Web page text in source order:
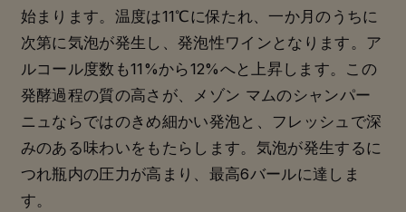
始まります。温度は11℃に保たれ、一か月のうちに
次第に気泡が発生し、発泡性ワインとなります。ア
ルコール度数も11%から12%へと上昇します。この
発酵過程の質の高さが、メゾン マムのシャンパー
ニュならではのきめ細かい発泡と、フレッシュで深
みのある味わいをもたらします。気泡が発生するに
つれ瓶内の圧力が高まり、最高6バールに達しま
す。